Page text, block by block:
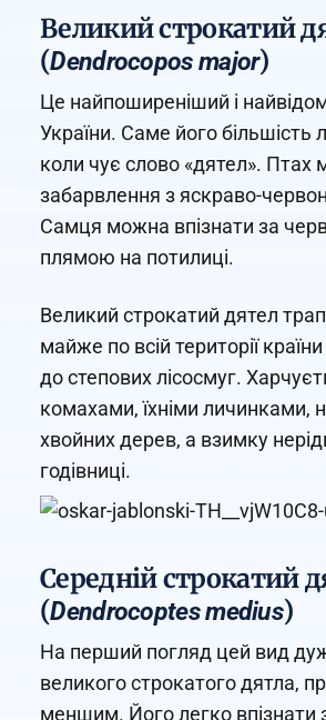
Великий строкатий
(Dendrocopos major)
Це найпоширеніший і
України. Саме його більшість
коли чує слово «дятел». Птах
забарвлення з яскраво-
Самця можна впізнати за
плямою на потилиці.
Великий строкатий дятел
майже по всій території
до степових лісосмуг.
комахами, їхніми личинками,
хвойних дерев, а взимку
годівниці.
Середній строкатий
(Dendrocoptes medius)
На перший погляд цей вид
великого строкатого дятла,
меншим. Його легко впізнати